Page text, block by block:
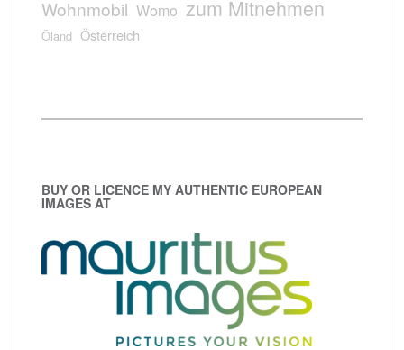
Wohnmobil Womo zum Mitnehmen
Öland Österreich
BUY OR LICENCE MY AUTHENTIC EUROPEAN
IMAGES AT